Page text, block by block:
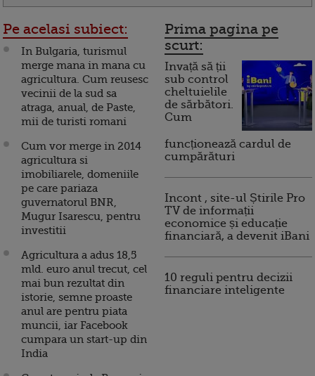
Pe acelasi subiect:
In Bulgaria, turismul
merge mana in mana cu
agricultura. Cum reusesc
vecinii de la sud sa
atraga, anual, de Paste,
mii de turisti romani
Cum vor merge in 2014
agricultura si
imobiliarele, domeniile
pe care pariaza
guvernatorul BNR,
Mugur Isarescu, pentru
investitii
Agricultura a adus 18,5
mld. euro anul trecut, cel
mai bun rezultat din
istorie, semne proaste
anul are pentru piata
muncii, iar Facebook
cumpara un start-up din
India
Prima pagina pe
scurt:
Invață să ții
sub control
cheltuielile
de sărbători.
Cum
funcționează cardul de
cumpărături
Incont , site-ul Știrile Pro
TV de informații
economice și educație
financiară, a devenit iBani
10 reguli pentru decizii
financiare inteligente